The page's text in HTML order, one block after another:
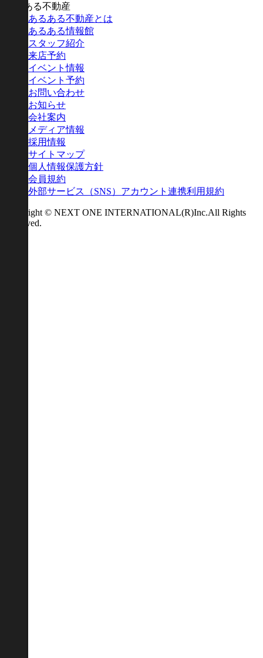
あるある不動産
あるある不動産とは
あるある情報館
スタッフ紹介
来店予約
イベント情報
イベント予約
お問い合わせ
お知らせ
会社案内
メディア情報
採用情報
サイトマップ
個人情報保護方針
会員規約
外部サービス（SNS）アカウント連携利用規約
Copyright © NEXT ONE INTERNATIONAL(R)Inc.All Rights
Reserved.